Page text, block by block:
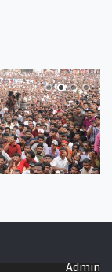
Admin